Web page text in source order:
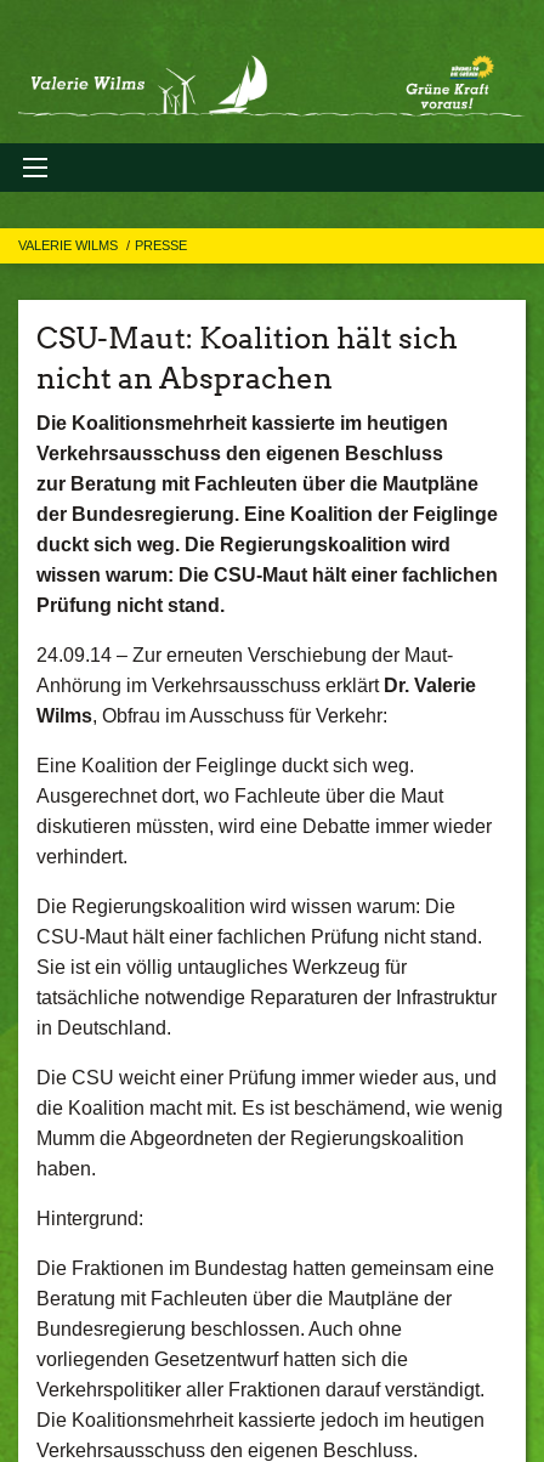
VALERIE WILMS PRESSE
CSU-Maut: Koalition hält sich
nicht an Absprachen
Die Koalitionsmehrheit kassierte im heutigen
Verkehrsausschuss den eigenen Beschluss
zur Beratung mit Fachleuten über die Mautpläne
der Bundesregierung. Eine Koalition der Feiglinge
duckt sich weg. Die Regierungskoalition wird
wissen warum: Die CSU-Maut hält einer fachlichen
Prüfung nicht stand.
24.09.14 – Zur erneuten Verschiebung der Maut-
Anhörung im Verkehrsausschuss erklärt Dr. Valerie
Wilms, Obfrau im Ausschuss für Verkehr:
Eine Koalition der Feiglinge duckt sich weg.
Ausgerechnet dort, wo Fachleute über die Maut
diskutieren müssten, wird eine Debatte immer wieder
verhindert.
Die Regierungskoalition wird wissen warum: Die
CSU-Maut hält einer fachlichen Prüfung nicht stand.
Sie ist ein völlig untaugliches Werkzeug für
tatsächliche notwendige Reparaturen der Infrastruktur
in Deutschland.
Die CSU weicht einer Prüfung immer wieder aus, und
die Koalition macht mit. Es ist beschämend, wie wenig
Mumm die Abgeordneten der Regierungskoalition
haben.
Hintergrund:
Die Fraktionen im Bundestag hatten gemeinsam eine
Beratung mit Fachleuten über die Mautpläne der
Bundesregierung beschlossen. Auch ohne
vorliegenden Gesetzentwurf hatten sich die
Verkehrspolitiker aller Fraktionen darauf verständigt.
Die Koalitionsmehrheit kassierte jedoch im heutigen
Verkehrsausschuss den eigenen Beschluss.